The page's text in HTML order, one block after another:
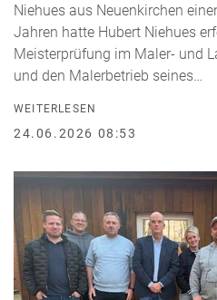
Niehues aus Neuenkirchen
Jahren hatte Hubert Niehues
Meisterprüfung im Maler- und
und den Malerbetrieb seines…
WEITERLESEN
24.06.2026 08:53